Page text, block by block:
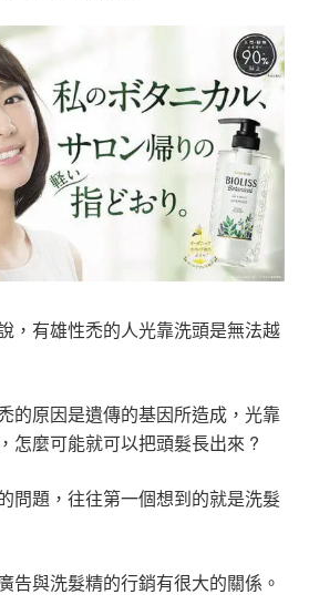
，有雄性禿的人光靠洗頭是無法越
的原因是遺傳的基因所造成，光靠
怎麼可能就可以把頭髮長出來 ?
問題，往往第一個想到的就是洗髮
告與洗髮精的行銷有很大的關係。